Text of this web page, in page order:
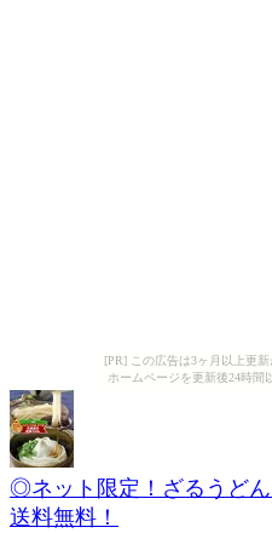
[PR] この広告は3ヶ月以上更
ホームページを更新後24時間
◎ネット限定！ざるうど
送料無料！